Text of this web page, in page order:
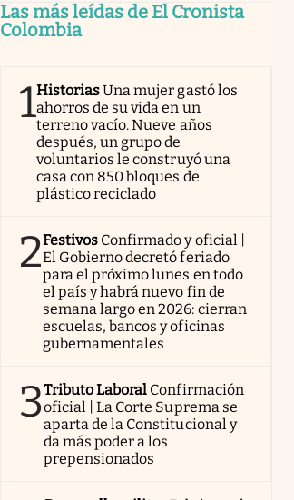
Las más leídas de El Cronista
Colombia
1HistoriasUna mujer gastó los
ahorros de su vida en un
terreno vacío. Nueve años
después, un grupo de
voluntarios le construyó una
casa con 850 bloques de
plástico reciclado
2Festivos Confirmado y oficial |
El Gobierno decretó feriado
para el próximo lunes en todo
el país y habrá nuevo fin de
semana largo en 2026: cierran
escuelas, bancos y oficinas
gubernamentales
3Tributo Laboral Confirmación
oficial | La Corte Suprema se
aparta de la Constitucional y
da más poder a los
prepensionados